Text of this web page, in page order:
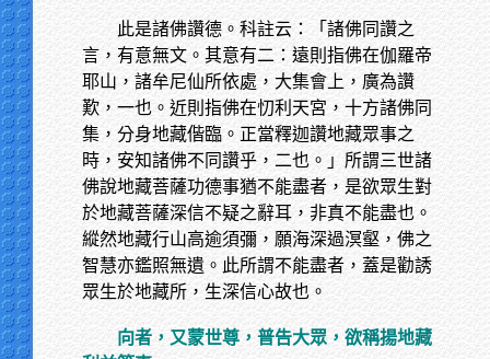
此是諸佛讚德。科註云：「諸佛同讚之
言，有意無文。其意有二：遠則指佛在伽羅帝
耶山，諸牟尼仙所依處，大集會上，廣為讚
歎，一也。近則指佛在忉利天宮，十方諸佛同
集，分身地藏偕臨。正當釋迦讚地藏眾事之
時，安知諸佛不同讚乎，二也。」所謂三世諸
佛說地藏菩薩功德事猶不能盡者，是欲眾生對
於地藏菩薩深信不疑之辭耳，非真不能盡也。
縱然地藏行山高逾須彌，願海深過溟壑，佛之
智慧亦鑑照無遺。此所謂不能盡者，蓋是勸誘
眾生於地藏所，生深信心故也。
向者，又蒙世尊，普告大眾，欲稱揚地藏